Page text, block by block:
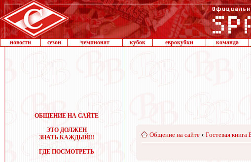
новости сезон чемпионат кубок еврокубки команда
ОБЩЕНИЕ НА САЙТЕ
ЭТО ДОЛЖЕН
ЗНАТЬ КАЖДЫЙ!!!
ГДЕ ПОСМОТРЕТЬ
Общение на сайте ‹ Гостевая книга